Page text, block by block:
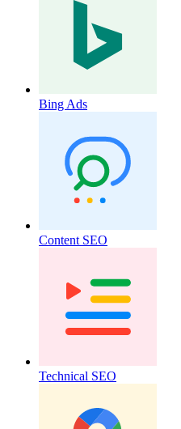
Bing Ads
Content SEO
Technical SEO